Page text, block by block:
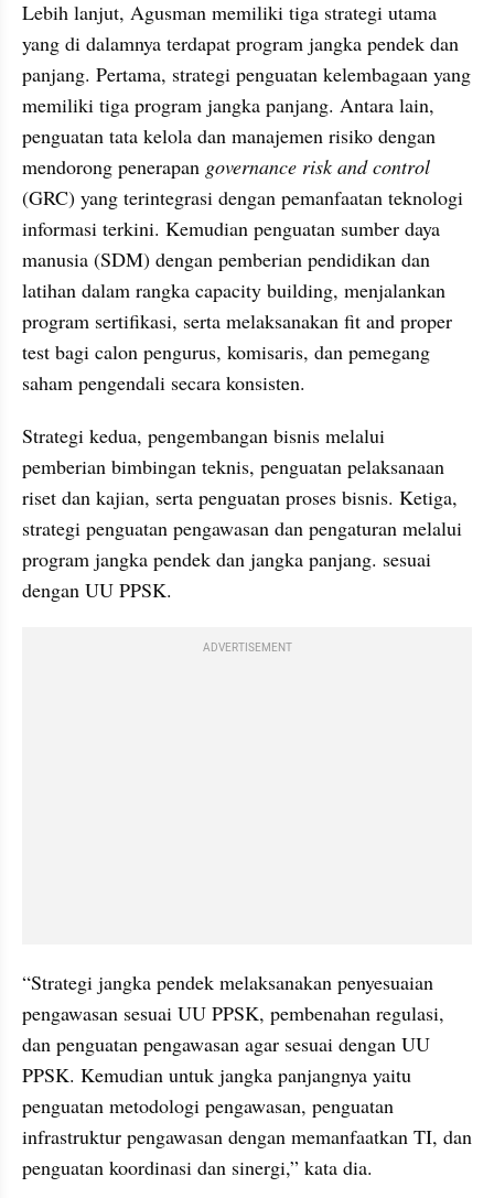
Lebih lanjut, Agusman memiliki tiga strategi utama
yang di dalamnya terdapat program jangka pendek dan
panjang. Pertama, strategi penguatan kelembagaan yang
memiliki tiga program jangka panjang. Antara lain,
penguatan tata kelola dan manajemen risiko dengan
mendorong penerapan
(GRC) yang terintegrasi dengan pemanfaatan teknologi
informasi terkini. Kemudian penguatan sumber daya
manusia (SDM) dengan pemberian pendidikan dan
latihan dalam rangka capacity building, menjalankan
program sertifikasi, serta melaksanakan fit and proper
test bagi calon pengurus, komisaris, dan pemegang
saham pengendali secara konsisten.
Strategi kedua, pengembangan bisnis melalui
pemberian bimbingan teknis, penguatan pelaksanaan
riset dan kajian, serta penguatan proses bisnis. Ketiga,
strategi penguatan pengawasan dan pengaturan melalui
program jangka pendek dan jangka panjang. sesuai
dengan UU PPSK.
ADVERTISEMENT
“Strategi jangka pendek melaksanakan penyesuaian
pengawasan sesuai UU PPSK, pembenahan regulasi,
dan penguatan pengawasan agar sesuai dengan UU
PPSK. Kemudian untuk jangka panjangnya yaitu
penguatan metodologi pengawasan, penguatan
infrastruktur pengawasan dengan memanfaatkan TI, dan
penguatan koordinasi dan sinergi,” kata dia.